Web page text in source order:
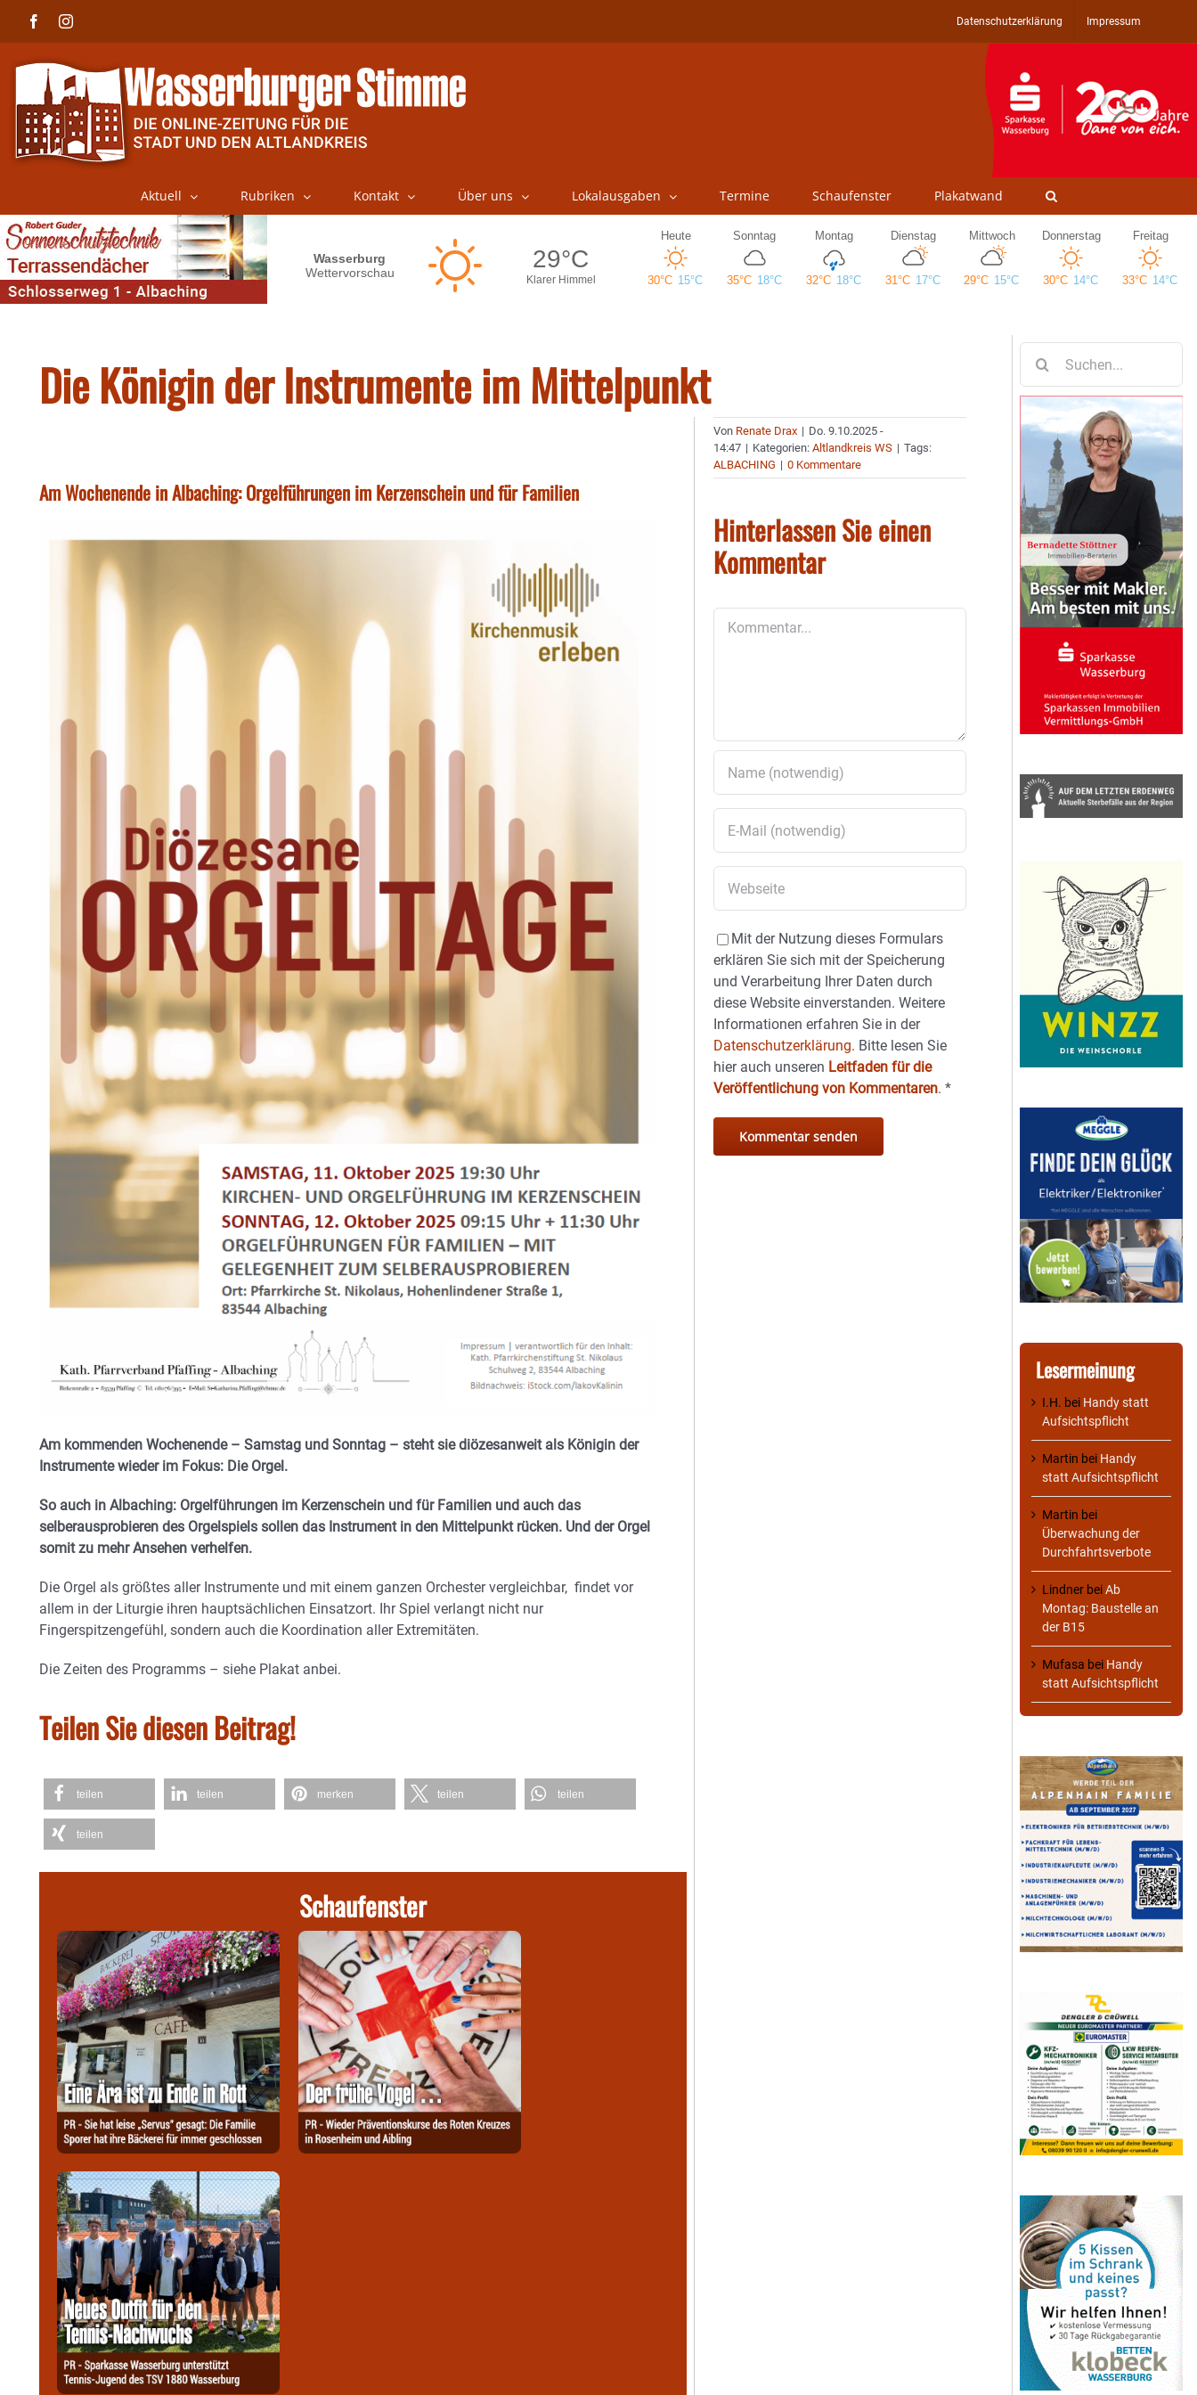
FacebookInstagram Datenschutzerklärung Impressum
Aktuell Rubriken Kontakt Über uns Lokalausgaben Termine Schaufenster Plakatwand
Die Königin der Instrumente im Mittelpunkt
Am Wochenende in Albaching: Orgelführungen im Kerzenschein und für Familien
Am kommenden Wochenende – Samstag und Sonntag – steht sie diözesanweit als Königin der
Instrumente wieder im Fokus: Die Orgel.
So auch in Albaching: Orgelführungen im Kerzenschein und für Familien und auch das
selberausprobieren des Orgelspiels sollen das Instrument in den Mittelpunkt rücken. Und der Orgel
somit zu mehr Ansehen verhelfen.
Die Orgel als größtes aller Instrumente und mit einem ganzen Orchester vergleichbar, findet vor
allem in der Liturgie ihren hauptsächlichen Einsatzort. Ihr Spiel verlangt nicht nur
Fingerspitzengefühl, sondern auch die Koordination aller Extremitäten.
Die Zeiten des Programms – siehe Plakat anbei.
Teilen Sie diesen Beitrag!
teilen teilen merken teilen teilen
teilen
Schaufenster
Von Renate Drax | Do. 9.10.2025 -
14:47 | Kategorien:Altlandkreis WS | Tags:
ALBACHING | 0 Kommentare
Hinterlassen Sie einen
Kommentar
Mit der Nutzung dieses Formulars
erklären Sie sich mit der Speicherung
und Verarbeitung Ihrer Daten durch
diese Website einverstanden. Weitere
Informationen erfahren Sie in der
Datenschutzerklärung. Bitte lesen Sie
hier auch unseren Leitfaden für die
Veröffentlichung von Kommentaren.*
nach:
Lesermeinung
I.H. bei Handy statt
Aufsichtspflicht
Martin bei Handy
statt Aufsichtspflicht
Martin bei
Überwachung der
Durchfahrtsverbote
Lindner beiAb
Montag: Baustelle an
der B15
Mufasa bei Handy
statt Aufsichtspflicht